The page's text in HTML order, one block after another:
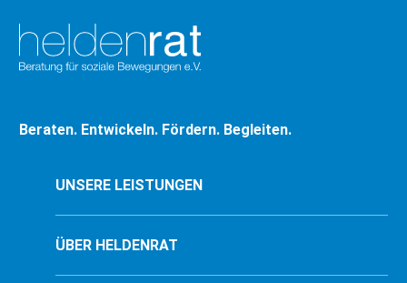
Beraten. Entwickeln. Fördern. Begleiten.
UNSERE LEISTUNGEN
ÜBER HELDENRAT